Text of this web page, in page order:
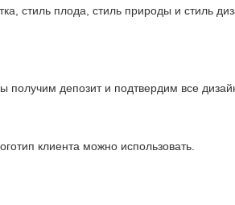
стиль плода, стиль природы и стиль
получим депозит и подтвердим все
клиента можно использовать.